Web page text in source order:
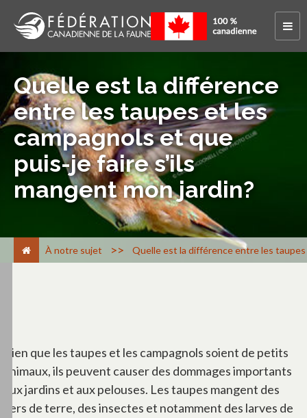
Quelle est la différence
entre les taupes et les
campagnols et que
puis-je faire s’ils
mangent mon jardin?
À notre sujet > Quelle est la différence entre les taupes
Bien que les taupes et les campagnols soient de petits
animaux, ils peuvent causer des dommages importants
aux jardins et aux pelouses. Les taupes mangent des
vers de terre, des insectes et notamment des larves de